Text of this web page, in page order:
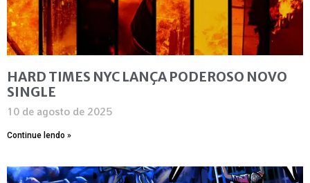
HARD TIMES NYC LANÇA PODEROSO NOVO
SINGLE
10 de agosto de 2025
Continue lendo »